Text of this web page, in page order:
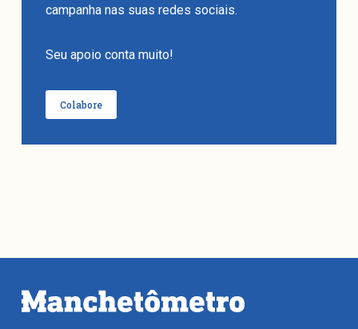
campanha nas suas redes sociais.
Seu apoio conta muito!
Colabore